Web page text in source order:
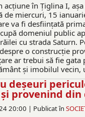
acţiune în Ţiglina I,
de miercuri, 15
va fi desfiinţată
domeniul public
cu strada Saturn.
o construcţie
ar trebui să fie gata
şi imobilul
deșeuri
provenind
20:00 | Publicat în